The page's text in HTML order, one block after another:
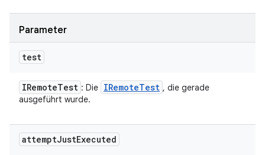
Parameter
test
IRemoteTest : Die IRemoteTest , die gerade
ausgeführt wurde.
attemptJustExecuted